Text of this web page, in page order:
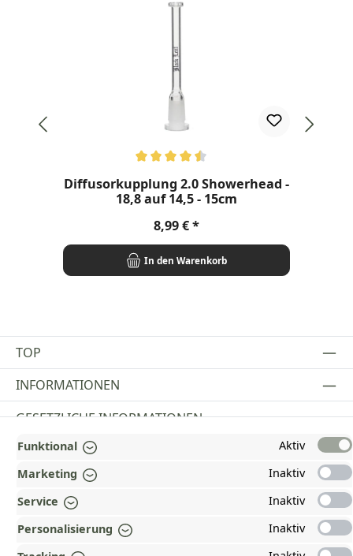
Diffusorkupplung 2.0 Showerhead -
18,8 auf 14,5 - 15cm
Regulärer Preis:
8,99 €
In den Warenkorb
TOP
INFORMATIONEN
GESETZLICHE INFORMATIONEN
ZAHLUNGS- UND VERSANDARTEN
AUSGEZEICHNET UND ZERTIFIZIERT!
WARUM HEAD-SHOP.DE?
UNSERE COMMUNITIES
Funktional
Aktiv
Marketing
Inaktiv
Service
Inaktiv
Personalisierung
Inaktiv